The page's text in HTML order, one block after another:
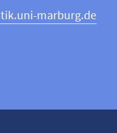
marburg.de